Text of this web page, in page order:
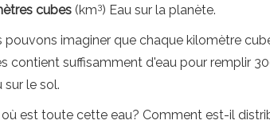
cubes (km3) Eau sur la planète.
pouvons imaginer que chaque kilomètre
contient suffisamment d'eau pour remplir
sur le sol.
où est toute cette eau? Comment est-il